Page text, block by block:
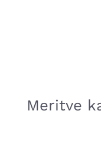
Meritve